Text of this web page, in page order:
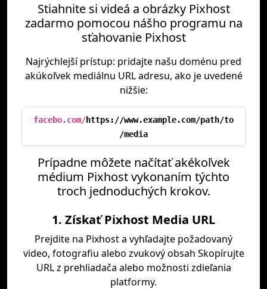
Stiahnite si videá a obrázky Pixhost
zadarmo pomocou nášho programu na
sťahovanie Pixhost
Najrýchlejší prístup: pridajte našu doménu pred
akúkoľvek mediálnu URL adresu, ako je uvedené
nižšie:
facebo.com/https://www.example.com/path/to
/media
Prípadne môžete načítať akékoľvek
médium Pixhost vykonaním týchto
troch jednoduchých krokov.
1. Získať Pixhost Media URL
Prejdite na Pixhost a vyhľadajte požadovaný
video, fotografiu alebo zvukový obsah Skopírujte
URL z prehliadača alebo možnosti zdieľania
platformy.